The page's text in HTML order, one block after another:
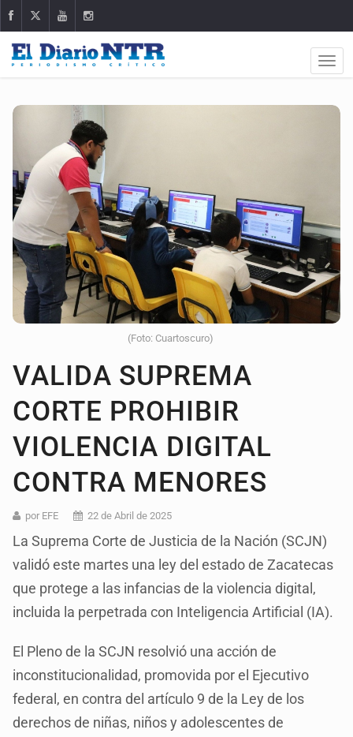
(Foto: Cuartoscuro)
VALIDA SUPREMA
CORTE PROHIBIR
VIOLENCIA DIGITAL
CONTRA MENORES
por EFE 22 de Abril de 2025
La Suprema Corte de Justicia de la Nación (SCJN)
validó este martes una ley del estado de Zacatecas
que protege a las infancias de la violencia digital,
incluida la perpetrada con Inteligencia Artificial (IA).
El Pleno de la SCJN resolvió una acción de
inconstitucionalidad, promovida por el Ejecutivo
federal, en contra del artículo 9 de la Ley de los
derechos de niñas, niños y adolescentes de